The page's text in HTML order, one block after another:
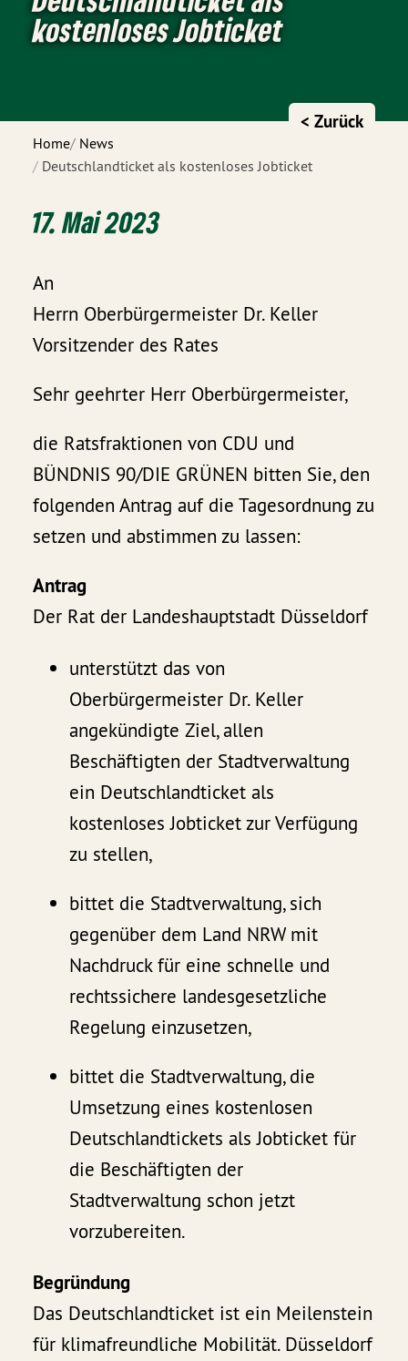
kostenloses Jobticket
Home News
Deutschlandticket als kostenloses Jobticket
< Zurück
17. Mai 2023
An
Herrn Oberbürgermeister Dr. Keller
Vorsitzender des Rates
Sehr geehrter Herr Oberbürgermeister,
die Ratsfraktionen von CDU und
BÜNDNIS 90/DIE GRÜNEN bitten Sie, den
folgenden Antrag auf die Tagesordnung zu
setzen und abstimmen zu lassen:
Antrag
Der Rat der Landeshauptstadt Düsseldorf
unterstützt das von
Oberbürgermeister Dr. Keller
angekündigte Ziel, allen
Beschäftigten der Stadtverwaltung
ein Deutschlandticket als
kostenloses Jobticket zur Verfügung
zu stellen,
bittet die Stadtverwaltung, sich
gegenüber dem Land NRW mit
Nachdruck für eine schnelle und
rechtssichere landesgesetzliche
Regelung einzusetzen,
bittet die Stadtverwaltung, die
Umsetzung eines kostenlosen
Deutschlandtickets als Jobticket für
die Beschäftigten der
Stadtverwaltung schon jetzt
vorzubereiten.
Begründung
Das Deutschlandticket ist ein Meilenstein
für klimafreundliche Mobilität. Düsseldorf